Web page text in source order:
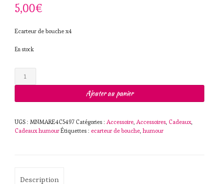
5,00€
Ecarteur de bouche x4
En stock
Ajouter au panier
UGS : MNMARE4C5497 Catégories : Accessoire, Accessoires, Cadeaux,
Cadeaux humour Étiquettes : ecarteur de bouche, humour
Description